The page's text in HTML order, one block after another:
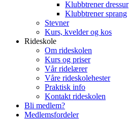
Klubbtrener dressur
Klubbtrener sprang
Stevner
Kurs, kvelder og kos
Rideskole
Om rideskolen
Kurs og priser
Vår ridelærer
Våre rideskolehester
Praktisk info
Kontakt rideskolen
Bli medlem?
Medlemsfordeler